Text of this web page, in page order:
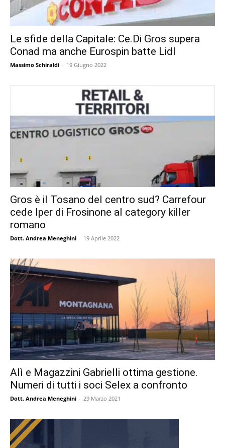
Le sfide della Capitale: Ce.Di Gros supera
Conad ma anche Eurospin batte Lidl
Massimo Schiraldi - 19 Giugno 2022
Gros è il Tosano del centro sud? Carrefour
cede Iper di Frosinone al category killer
romano
Dott. Andrea Meneghini - 19 Aprile 2022
Alì e Magazzini Gabrielli ottima gestione.
Numeri di tutti i soci Selex a confronto
Dott. Andrea Meneghini - 29 Marzo 2021